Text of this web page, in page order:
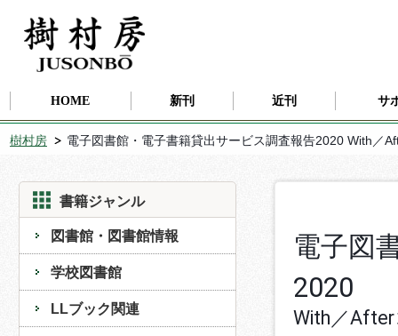
HOME 新刊 近刊 サ
樹村房 電子図書館・電子書籍貸出サービス調査報告2020 With／
書籍ジャンル
図書館・図書館情報
学校図書館
LLブック関連
電子図
2020
With／